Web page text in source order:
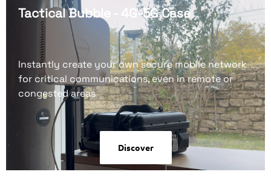
Tactical Bubble - 4G-5G Case
Instantly create your own secure mobile network
for critical communications, even in remote or
congested areas
Discover